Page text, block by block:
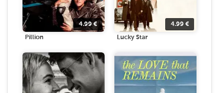
4.99€
Pillion
4.99 €
Lucky Star